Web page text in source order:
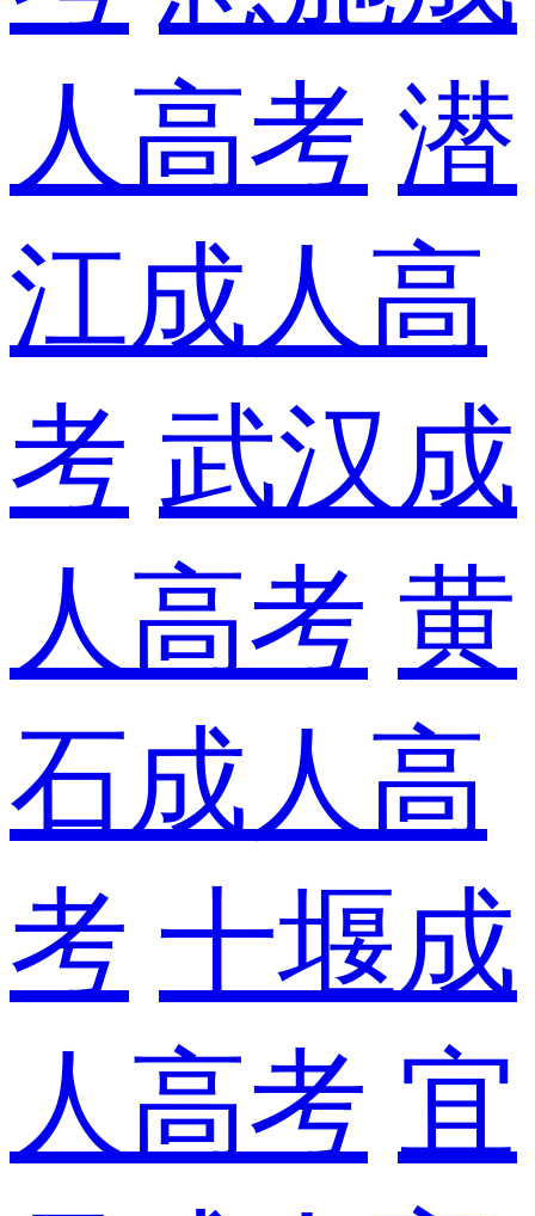
人高考 潜
江成人高
考 武汉成
人高考 黄
石成人高
考 十堰成
人高考 宜